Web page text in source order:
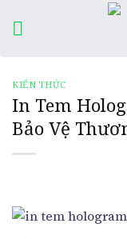
KIẾN THỨC
In Tem
Bảo Vệ